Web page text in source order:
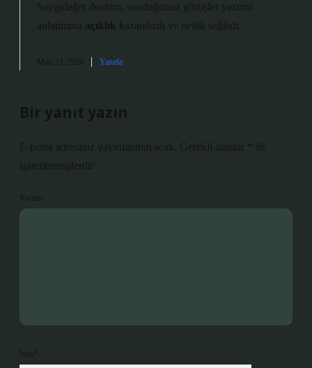
Saygıdeğer dostum, sunduğunuz görüşler yazının
anlatımına açıklık kazandırdı ve netlik sağladı.
Mart 21, 2026 Yanıtla
Bir yanıt yazın
E-posta adresiniz yayınlanmayacak. Gerekli alanlar
ile
işaretlenmişlerdir
Yorum
İsim*